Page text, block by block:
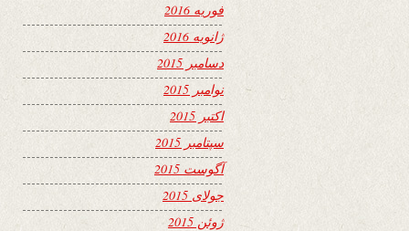
فوریه 2016
ژانویه 2016
دسامبر 2015
نوامبر 2015
اکتبر 2015
سپتامبر 2015
آگوست 2015
جولای 2015
ژوئن 2015